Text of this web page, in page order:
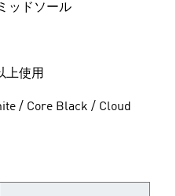
ッドソール
上使用
/ Core Black / Cloud